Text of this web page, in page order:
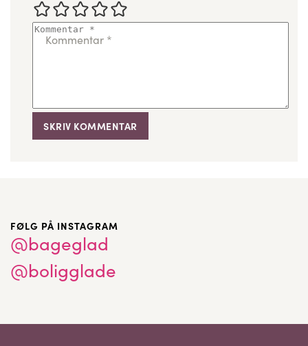
Kommentar *
FØLG PÅ INSTAGRAM
@bageglad
@boligglade